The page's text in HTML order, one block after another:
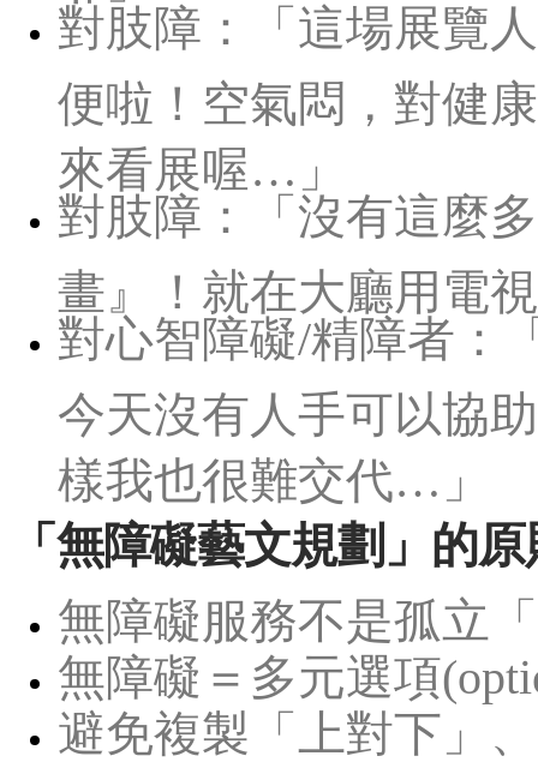
對肢障：「這場展覽
便啦！空氣悶，對健
來看展喔…」
對肢障：「沒有這麼
畫』！就在大廳用電
對心智障礙/精障者：
今天沒有人手可以協
樣我也很難交代…」
「無障礙藝文規劃」的
無障礙服務不是孤立
無障礙＝多元選項
避免複製「上對下」